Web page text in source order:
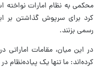
محکمی به نظام امارات نواخته
کرد برای سرپوش گذاشتن بر
رسمی بزنند.
در این میان، مقامات اماراتی
کرده‌اند: ما تنها یک پیاده‌نظام